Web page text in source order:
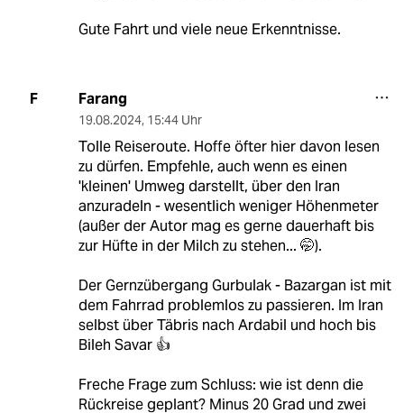
Gute Fahrt und viele neue Erkenntnisse.
F Farang
19.08.2024, 15:44 Uhr
Tolle Reiseroute. Hoffe öfter hier davon lesen
zu dürfen. Empfehle, auch wenn es einen
'kleinen' Umweg darstellt, über den Iran
anzuradeln - wesentlich weniger Höhenmeter
(außer der Autor mag es gerne dauerhaft bis
zur Hüfte in der Milch zu stehen... 🤭).
Der Gernzübergang Gurbulak - Bazargan ist mit
dem Fahrrad problemlos zu passieren. Im Iran
selbst über Täbris nach Ardabil und hoch bis
Bileh Savar 👍
Freche Frage zum Schluss: wie ist denn die
Rückreise geplant? Minus 20 Grad und zwei